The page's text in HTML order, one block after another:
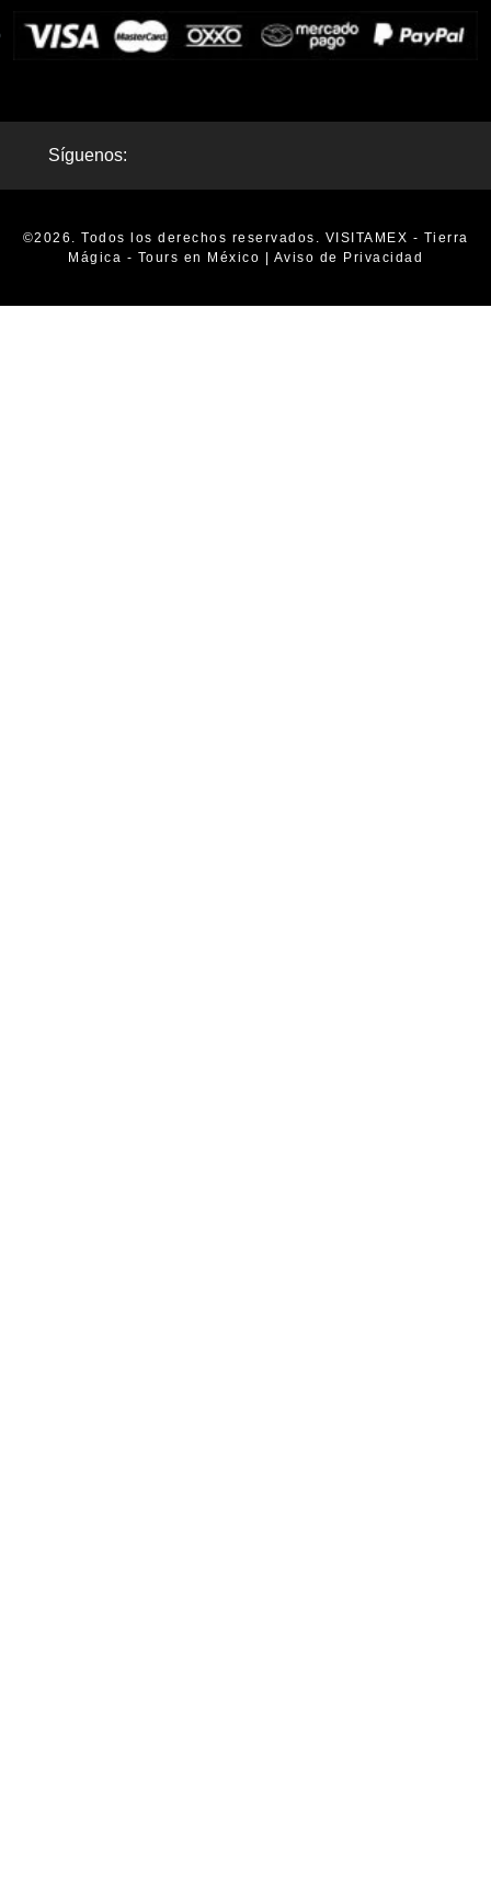
Síguenos:
©2026. Todos los derechos reservados. VISITAMEX - Tierra
Mágica - Tours en México | Aviso de Privacidad